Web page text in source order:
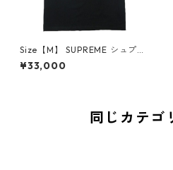
Size【M】 SUPREME シュプ
リーム 19AW Mary J. Blige Te
e Black Tシャツ 黒 【新古
¥33,000
同じカテゴ